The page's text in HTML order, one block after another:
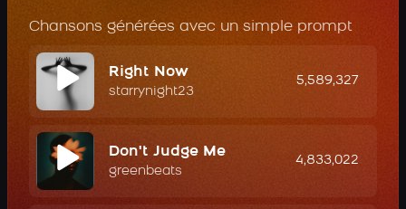
Chansons générées avec un simple prompt
Right Now
starrynight23
5,589,327
Don't Judge Me
greenbeats
4,833,022